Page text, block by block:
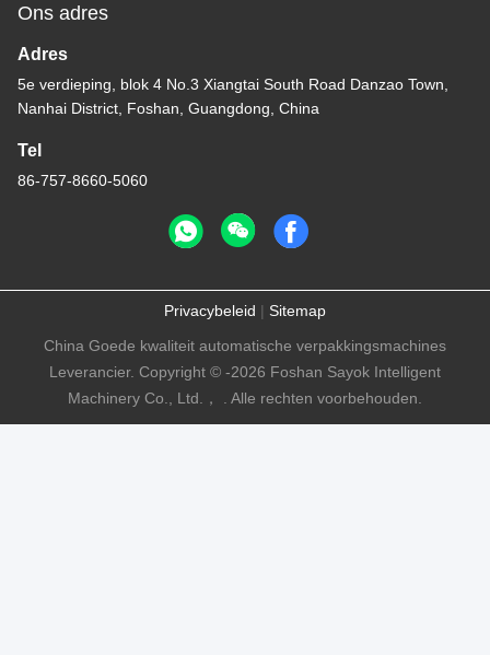
Ons adres
Adres
5e verdieping, blok 4 No.3 Xiangtai South Road Danzao Town,
Nanhai District, Foshan, Guangdong, China
Tel
86-757-8660-5060
Privacybeleid | Sitemap
China Goede kwaliteit automatische verpakkingsmachines
Leverancier. Copyright © -2026 Foshan Sayok Intelligent
Machinery Co., Ltd.， . Alle rechten voorbehouden.